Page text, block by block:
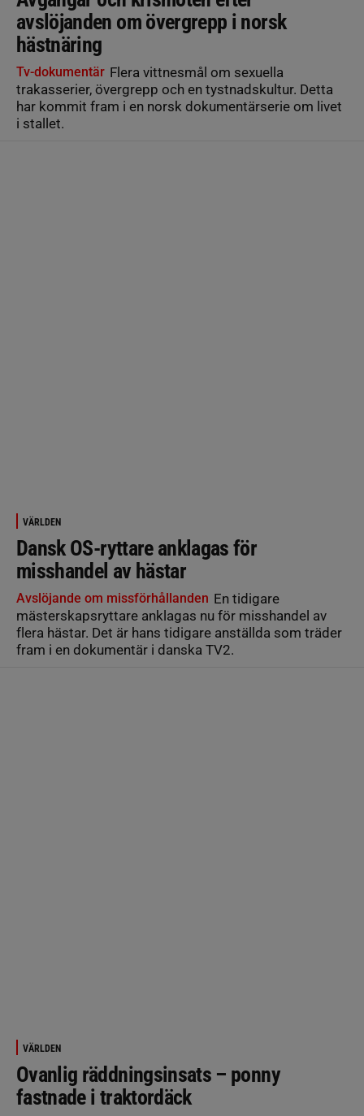
avslöjanden om övergrepp i norsk
hästnäring
Tv-dokumentär Flera vittnesmål om sexuella
trakasserier, övergrepp och en tystnadskultur. Detta
har kommit fram i en norsk dokumentärserie om livet
i stallet.
VÄRLDEN
Dansk OS-ryttare anklagas för
misshandel av hästar
Avslöjande om missförhållanden En tidigare
mästerskapsryttare anklagas nu för misshandel av
flera hästar. Det är hans tidigare anställda som träder
fram i en dokumentär i danska TV2.
VÄRLDEN
Ovanlig räddningsinsats – ponny
fastnade i traktordäck